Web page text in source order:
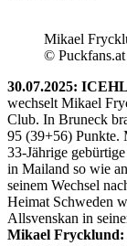
Mikael
© Puckfans.at
30.07.2025:
wechselt Mikael
Club. In Bruneck
95 (39+56) Punkte.
33-Jährige
in Mailand so wie
seinem Wechsel
Heimat Schweden
Allsvenskan in
Mikael Frycklund: